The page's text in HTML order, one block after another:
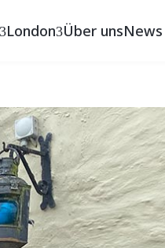
London Über unsNews